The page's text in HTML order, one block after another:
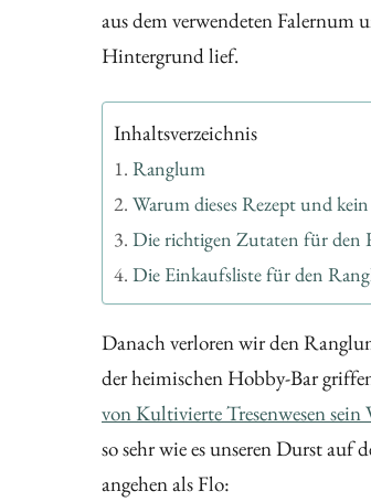
aus dem verwendeten Falernum
Hintergrund lief.
Inhaltsverzeichnis
Ranglum
Warum dieses Rezept und kein
Die richtigen Zutaten für den
Die Einkaufsliste für den
Danach verloren wir den
der heimischen Hobby-Bar
von Kultivierte Tresenwesen sein
so sehr wie es unseren Durst
angehen als Flo: